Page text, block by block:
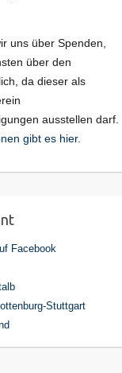
uns über Spenden,
über den
da dieser als
ausstellen darf.
gibt es hier.
Facebook
Stuttgart